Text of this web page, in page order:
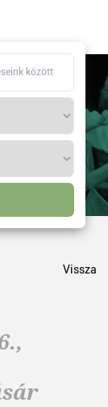
Vissza